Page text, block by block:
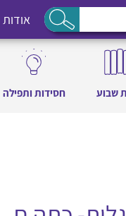
אודות
שבוע חסידות ותפילה